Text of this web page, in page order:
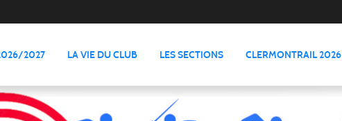
2027 LA VIE DU CLUB LES SECTIONS CLERMONTRAIL 2026